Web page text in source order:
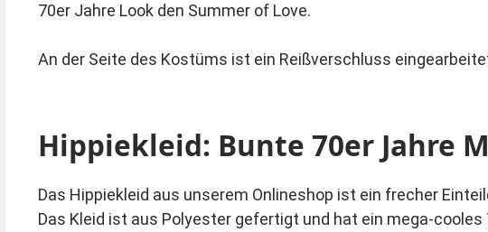
70er Jahre Look den Summer of Love.
An der Seite des Kostüms ist ein Reißverschluss
Hippiekleid: Bunte 70er Jahre
Das Hippiekleid aus unserem Onlineshop ist ein frecher
Das Kleid ist aus Polyester gefertigt und hat ein mega-cooles